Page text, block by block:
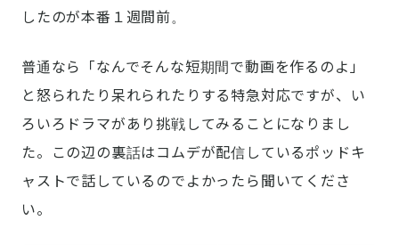
したのが本番１週間前。
普通なら「なんでそんな短期間で動画を作るのよ」
と怒られたり呆れられたりする特急対応ですが、い
ろいろドラマがあり挑戦してみることになりまし
た。この辺の裏話はコムデが配信しているポッドキ
ャストで話しているのでよかったら聞いてくださ
い。